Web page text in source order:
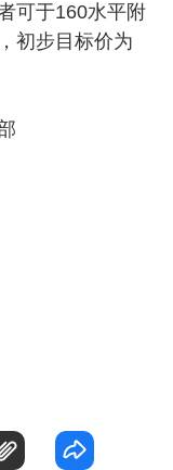
可于160水平附
初步目标价为